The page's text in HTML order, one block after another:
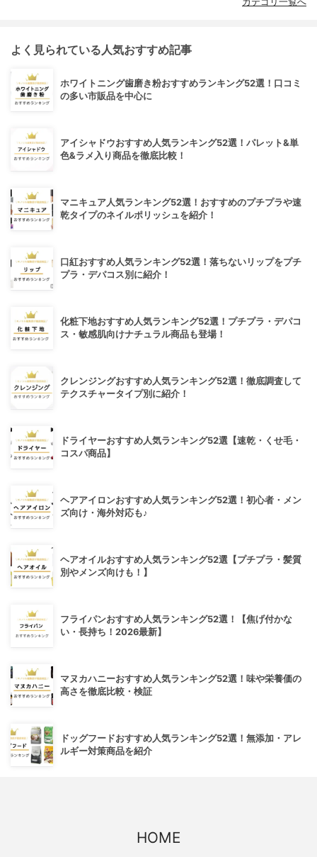
よく見られている人気おすすめ記事
ホワイトニング歯磨き粉おすすめランキング52選！口コミ
の多い市販品を中心に
アイシャドウおすすめ人気ランキング52選！パレット&単
色&ラメ入り商品を徹底比較！
マニキュア人気ランキング52選！おすすめのプチプラや速
乾タイプのネイルポリッシュを紹介！
口紅おすすめ人気ランキング52選！落ちないリップをプチ
プラ・デパコス別に紹介！
化粧下地おすすめ人気ランキング52選！プチプラ・デパコ
ス・敏感肌向けナチュラル商品も登場！
クレンジングおすすめ人気ランキング52選！徹底調査して
テクスチャータイプ別に紹介！
ドライヤーおすすめ人気ランキング52選【速乾・くせ毛・
コスパ商品】
ヘアアイロンおすすめ人気ランキング52選！初心者・メン
ズ向け・海外対応も♪
ヘアオイルおすすめ人気ランキング52選【プチプラ・髪質
別やメンズ向けも！】
フライパンおすすめ人気ランキング52選！【焦げ付かな
い・長持ち！2026最新】
マヌカハニーおすすめ人気ランキング52選！味や栄養価の
高さを徹底比較・検証
ドッグフードおすすめ人気ランキング52選！無添加・アレ
ルギー対策商品を紹介
HOME